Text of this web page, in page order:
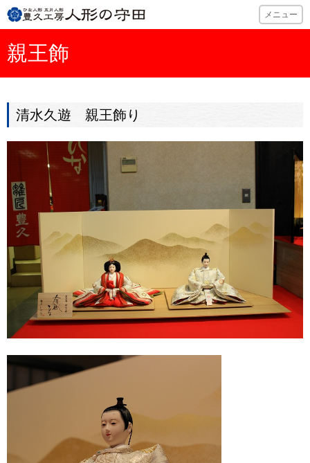
ひな人形・五
メニュー
親王飾
清水久遊 親王飾り